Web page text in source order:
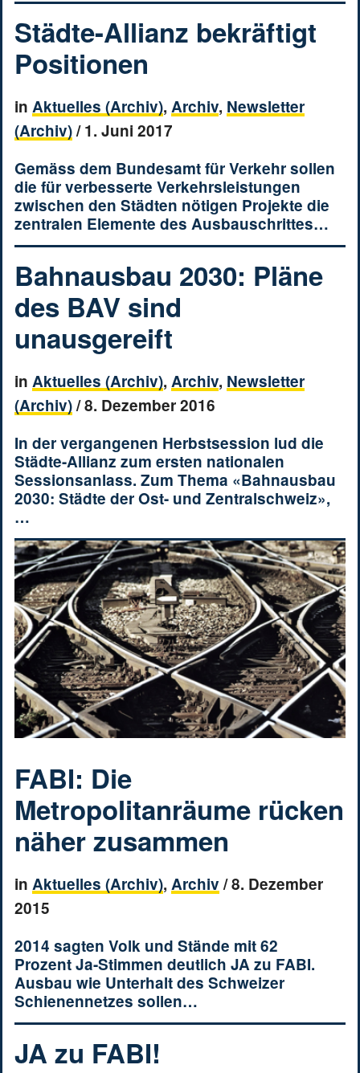
Städte-Allianz bekräftigt
Positionen
in Aktuelles (Archiv), Archiv, Newsletter
(Archiv)/1. Juni 2017
Gemäss dem Bundesamt für Verkehr sollen
die für verbesserte Verkehrsleistungen
zwischen den Städten nötigen Projekte die
zentralen Elemente des Ausbauschrittes…
Bahnausbau 2030: Pläne
des BAV sind
unausgereift
in Aktuelles (Archiv), Archiv, Newsletter
(Archiv)/8. Dezember 2016
In der vergangenen Herbstsession lud die
Städte-Allianz zum ersten nationalen
Sessionsanlass. Zum Thema «Bahnausbau
2030: Städte der Ost- und Zentralschweiz»,
…
FABI: Die
Metropolitanräume rücken
näher zusammen
in Aktuelles (Archiv), Archiv /8. Dezember
2015
2014 sagten Volk und Stände mit 62
Prozent Ja-Stimmen deutlich JA zu FABI.
Ausbau wie Unterhalt des Schweizer
Schienennetzes sollen…
JA zu FABI!